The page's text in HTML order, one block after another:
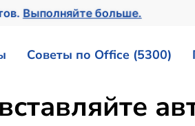
Выполняйте больше.
Советы по Office (5300)